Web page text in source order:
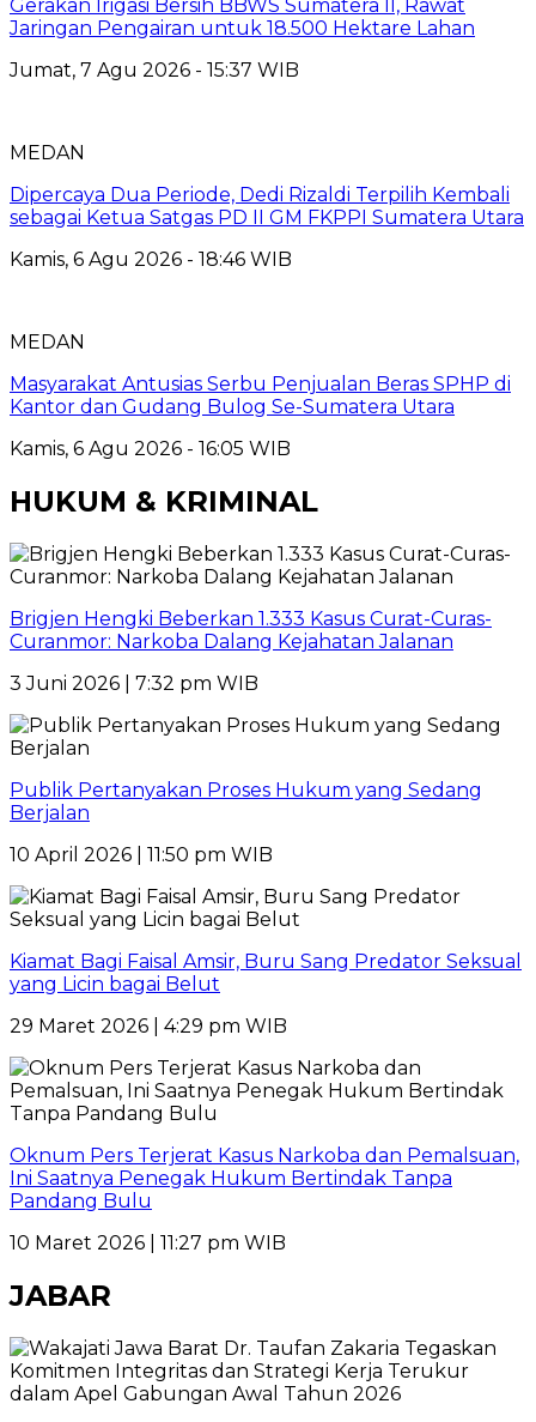
Gerakan Irigasi Bersih BBWS Sumatera II, Rawat
Jaringan Pengairan untuk 18.500 Hektare Lahan
Jumat, 7 Agu 2026 - 15:37 WIB
MEDAN
Dipercaya Dua Periode, Dedi Rizaldi Terpilih Kembali
sebagai Ketua Satgas PD II GM FKPPI Sumatera Utara
Kamis, 6 Agu 2026 - 18:46 WIB
MEDAN
Masyarakat Antusias Serbu Penjualan Beras SPHP di
Kantor dan Gudang Bulog Se-Sumatera Utara
Kamis, 6 Agu 2026 - 16:05 WIB
HUKUM & KRIMINAL
Brigjen Hengki Beberkan 1.333 Kasus Curat-Curas-
Curanmor: Narkoba Dalang Kejahatan Jalanan
3 Juni 2026 | 7:32 pm WIB
Publik Pertanyakan Proses Hukum yang Sedang
Berjalan
10 April 2026 | 11:50 pm WIB
Kiamat Bagi Faisal Amsir, Buru Sang Predator Seksual
yang Licin bagai Belut
29 Maret 2026 | 4:29 pm WIB
Oknum Pers Terjerat Kasus Narkoba dan Pemalsuan,
Ini Saatnya Penegak Hukum Bertindak Tanpa
Pandang Bulu
10 Maret 2026 | 11:27 pm WIB
JABAR